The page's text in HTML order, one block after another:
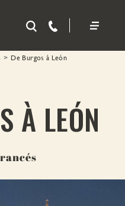
De Burgos à León
À LEÓN